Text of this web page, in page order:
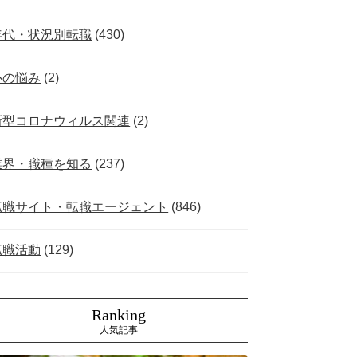
代・状況別転職 (430)
の悩み (2)
型コロナウィルス関連 (2)
界・職種を知る (237)
職サイト・転職エージェント (846)
職活動 (129)
Ranking
人気記事